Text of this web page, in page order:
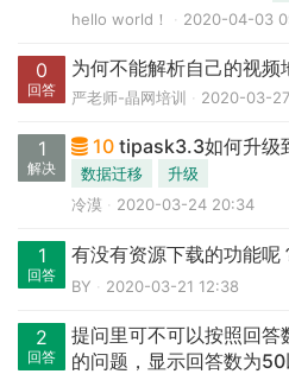
hello world！
2020-04-03
0
回答
为何不能解析自己的视频
严老师-晶网培训 2020-03-
1
解决
10 tipask3.3如何升级
数据迁移
升级
冷漠
2020-03-24 20:34
1
回答
有没有资源下载的功能呢
BY
2020-03-21 12:38
2
回答
提问里可不可以按照回答
的问题，显示回答数为